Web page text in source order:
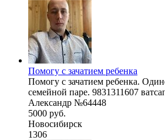
Помогу с зачатием ребенка
Помогу с зачатием ребенка.
семейной паре. 9831311607
Александр №64448
5000 руб.
Новосибирск
1306